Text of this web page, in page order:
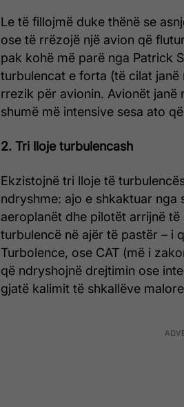
Le të fillojmë duke thënë se
ose të rrëzojë një avion që
pak kohë më parë nga Patrick
turbulencat e forta (të cilat
rrezik për avionin. Avionët
shumë më intensive sesa ato
2. Tri lloje turbulencash
Ekzistojnë tri lloje të
ndryshme: ajo e shkaktuar nga
aeroplanët dhe pilotët arrijnë
turbulencë në ajër të pastër – i
Turbolence, ose CAT (më i
që ndryshojnë drejtimin ose
gjatë kalimit të shkallëve